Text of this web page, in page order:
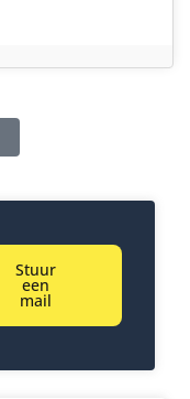
Stuur
een
mail